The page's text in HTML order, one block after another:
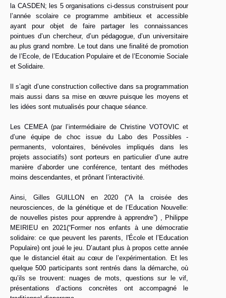
la CASDEN; les 5 organisations ci-dessus construisent pour
l’année scolaire ce programme ambitieux et accessible
ayant pour objet de faire partager les connaissances
pointues d’un chercheur, d’un pédagogue, d’un universitaire
au plus grand nombre. Le tout dans une finalité de promotion
de l’Ecole, de l’Education Populaire et de l’Economie Sociale
et Solidaire.
Il s’agit d’une construction collective dans sa programmation
mais aussi dans sa mise en œuvre puisque les moyens et
les idées sont mutualisés pour chaque séance.
Les CEMEA (par l’intermédiaire de Christine VOTOVIC et
d’une équipe de choc issue du Labo des Possibles -
permanents, volontaires, bénévoles impliqués dans les
projets associatifs) sont porteurs en particulier d’une autre
manière d’aborder une conférence, tentant des méthodes
moins descendantes, et prônant l’interactivité.
Ainsi, Gilles GUILLON en 2020 (“A la croisée des
neurosciences, de la génétique et de l’Education Nouvelle:
de nouvelles pistes pour apprendre à apprendre”) , Philippe
MEIRIEU en 2021(“Former nos enfants à une démocratie
solidaire: ce que peuvent les parents, l'École et l’Education
Populaire) ont joué le jeu. D’autant plus à propos cette année
que le distanciel était au cœur de l’expérimentation. Et les
quelque 500 participants sont rentrés dans la démarche, où
qu’ils se trouvent: nuages de mots, questions sur le vif,
présentations d’actions concrètes ont accompagné le